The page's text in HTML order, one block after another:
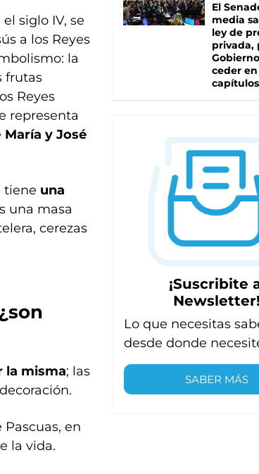
el siglo IV, se
a los Reyes
la
frutas
Reyes
representa
María y José
tiene una
una masa
cerezas
la misma; las
en
la vida.
El
media
ley de
privada,
ceder
capítulos
¡Suscribite
Lo que necesitas
desde donde
SABER MÁS